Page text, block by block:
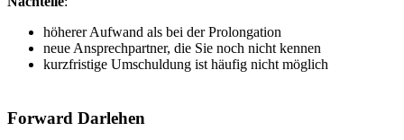
höherer Aufwand als bei der Prolongation
neue Ansprechpartner, die Sie noch nicht kennen
kurzfristige Umschuldung ist häufig nicht möglich
Forward Darlehen